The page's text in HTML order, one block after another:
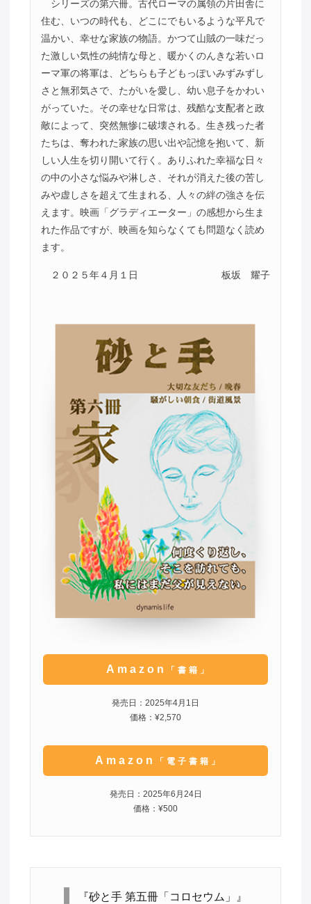
シリーズの第六冊。古代ローマの属領の片田舎に
住む、いつの時代も、どこにでもいるような平凡で
温かい、幸せな家族の物語。かつて山賊の一味だっ
た激しい気性の純情な母と、暖かくのんきな若いロ
ーマ軍の将軍は、どちらも子どもっぽいみずみずし
さと無邪気さで、たがいを愛し、幼い息子をかわい
がっていた。その幸せな日常は、残酷な支配者と政
敵によって、突然無惨に破壊される。生き残った者
たちは、奪われた家族の思い出や記憶を抱いて、新
しい人生を切り開いて行く。ありふれた幸福な日々
の中の小さな悩みや淋しさ、それが消えた後の苦し
みや虚しさを超えて生まれる、人々の絆の強さを伝
えます。映画「グラディエーター」の感想から生ま
れた作品ですが、映画を知らなくても問題なく読め
ます。
２０２５年４月１日 板坂 耀子
Amazon 「書籍」
発売日：2025年4月1日
価格：¥2,570
Amazon 「電子書籍」
発売日：2025年6月24日
価格：¥500
『砂と手 第五冊「コロセウム」』